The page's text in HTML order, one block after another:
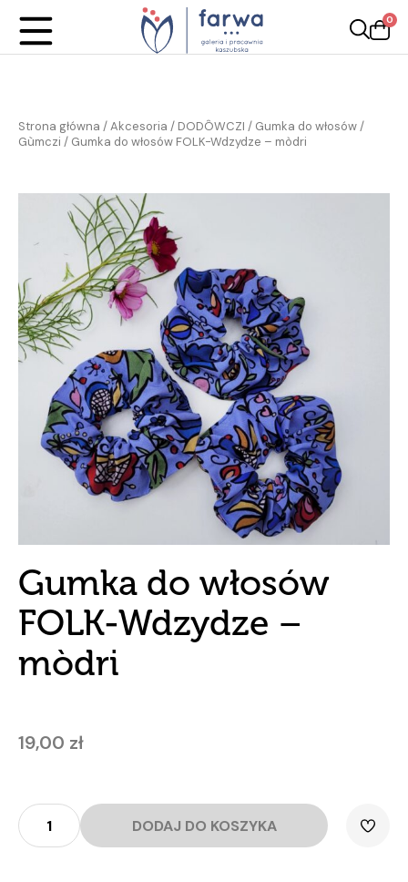
0
Strona główna /Akcesoria / DODÔWCZI / Gumka do włosów /
Gùmczi / Gumka do włosów FOLK-Wdzydze – mòdri
Gumka do włosów
FOLK-Wdzydze –
mòdri
19,00 zł
ilość
Gumka
do
włosów
FOLK-
DODAJ DO KOSZYKA